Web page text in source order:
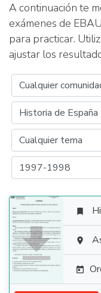
A continuación te
exámenes de
para practicar.
ajustar los



